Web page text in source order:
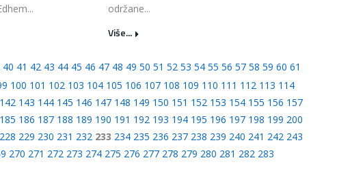
održane...
Više...
40 41 42 43 44 45 46 47 48 49 50 51 52 53 54 55 56 57 58 59 60 61
100 101 102 103 104 105 106 107 108 109 110 111 112 113 114
142 143 144 145 146 147 148 149 150 151 152 153 154 155 156 157
185 186 187 188 189 190 191 192 193 194 195 196 197 198 199 200
228 229 230 231 232 233 234 235 236 237 238 239 240 241 242 243
270 271 272 273 274 275 276 277 278 279 280 281 282 283